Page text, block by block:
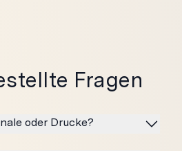
Fragen
oder Drucke?